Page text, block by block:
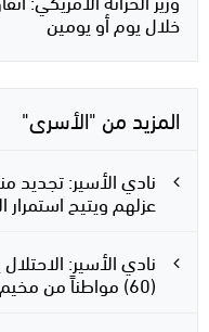
خلال يوم أو يومين
المزيد من "الأسرى"
نادي الأسير: تجديد
عزلهم ويتيح استمرار
نادي الأسير:
(60) مواطناً من مخيم قلنديا